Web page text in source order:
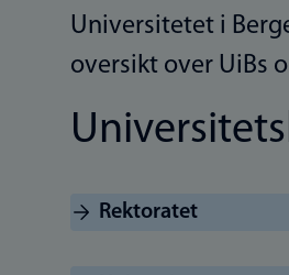
Universitetet i
oversikt over UiBs
Rektoratet